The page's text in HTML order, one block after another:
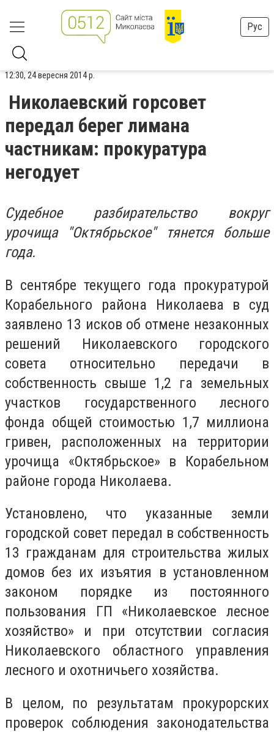
Рус
12:30, 24 вересня 2014 р.
Николаевский горсовет
передал берег лимана
частникам: прокуратура
негодует
Судебное разбирательство вокруг
урочища "Октябрьское" тянется больше
года.
В сентябре текущего года прокуратурой
Корабельного района Николаева в суд
заявлено 13 исков об отмене незаконных
решений Николаевского городского
совета относительно передачи в
собственность свыше 1,2 га земельных
участков государственного лесного
фонда общей стоимостью 1,7 миллиона
гривен, расположенных на территории
урочища «Октябрьское» в Корабельном
районе города Николаева.
Установлено, что указанные земли
городской совет передал в собственность
13 гражданам для строительства жилых
домов без их изъятия в установленном
законом порядке из постоянного
пользования ГП «Николаевское лесное
хозяйство» и при отсутствии согласия
Николаевского областного управления
лесного и охотничьего хозяйства.
В целом, по результатам прокурорских
проверок соблюдения законодательства